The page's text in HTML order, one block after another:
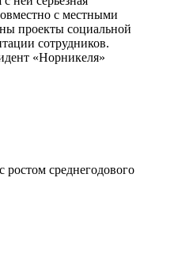
с местными
проекты социальной
сотрудников.
«Норникеля»
среднегодового